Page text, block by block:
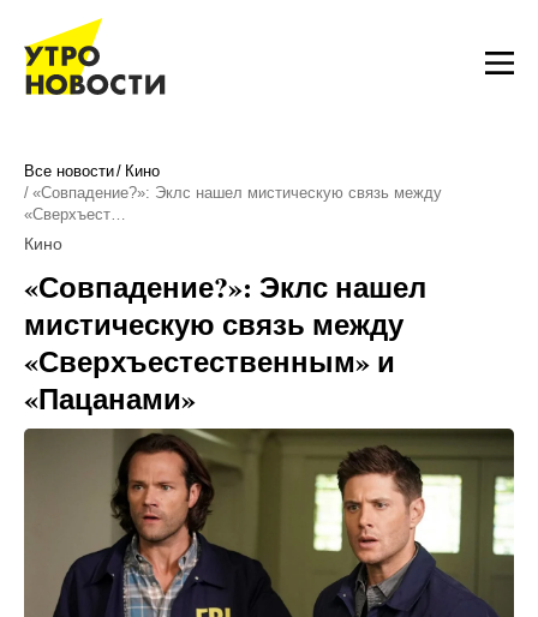
Все новости
Кино
«Совпадение?»: Эклс нашел мистическую связь между
«Сверхъест…
Кино
«Совпадение?»: Эклс нашел
мистическую связь между
«Сверхъестественным» и
«Пацанами»